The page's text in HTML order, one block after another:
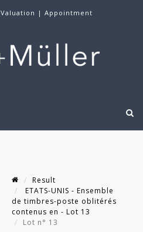
Valuation | Appointment
Result
ETATS-UNIS - Ensemble
de timbres-poste oblitérés
contenus en - Lot 13
Lot n° 13